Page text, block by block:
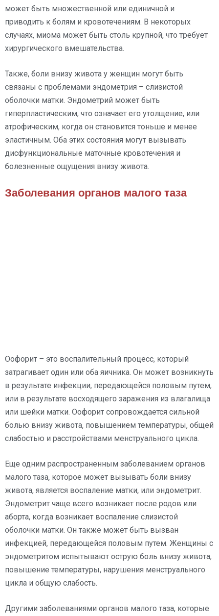
может быть множественной или единичной и
приводить к болям и кровотечениям. В некоторых
случаях, миома может быть столь крупной, что требует
хирургического вмешательства.
Также, боли внизу живота у женщин могут быть
связаны с проблемами эндометрия – слизистой
оболочки матки. Эндометрий может быть
гиперпластическим, что означает его утолщение, или
атрофическим, когда он становится тоньше и менее
эластичным. Оба этих состояния могут вызывать
дисфункциональные маточные кровотечения и
болезненные ощущения внизу живота.
Заболевания органов малого таза
Оофорит – это воспалительный процесс, который
затрагивает один или оба яичника. Он может возникнуть
в результате инфекции, передающейся половым путем,
или в результате восходящего заражения из влагалища
или шейки матки. Оофорит сопровождается сильной
болью внизу живота, повышением температуры, общей
слабостью и расстройствами менструального цикла.
Еще одним распространенным заболеванием органов
малого таза, которое может вызывать боли внизу
живота, является воспаление матки, или эндометрит.
Эндометрит чаще всего возникает после родов или
аборта, когда возникает воспаление слизистой
оболочки матки. Он также может быть вызван
инфекцией, передающейся половым путем. Женщины с
эндометритом испытывают острую боль внизу живота,
повышение температуры, нарушения менструального
цикла и общую слабость.
Другими заболеваниями органов малого таза, которые